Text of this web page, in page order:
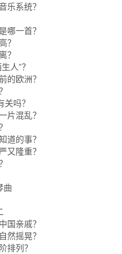
乐系统？
哪一首？
？
？
人”？
的欧洲？
关吗？
片混乱？
道的事？
又隆重？
曲
国亲戚？
然摇晃？
排列？